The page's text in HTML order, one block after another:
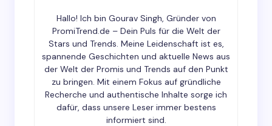
Your Comment *
Save my name and email in this browser for the
Hallo! Ich bin Gourav Singh, Gründer von
PromiTrend.de – Dein Puls für die Welt der
Stars und Trends. Meine Leidenschaft ist es,
spannende Geschichten und aktuelle News aus
der Welt der Promis und Trends auf den Punkt
zu bringen. Mit einem Fokus auf gründliche
Recherche und authentische Inhalte sorge ich
dafür, dass unsere Leser immer bestens
informiert sind.